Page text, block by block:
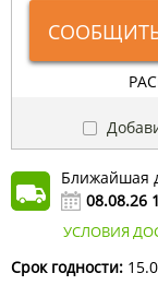
Ближайшая
08.08.26
УСЛОВИЯ
Срок годности: